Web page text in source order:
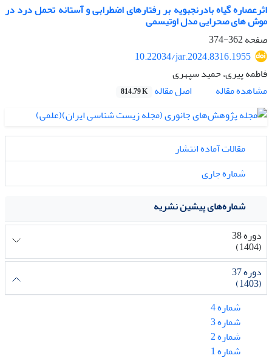
اثرعصاره گیاه بادرنجبویه بر رفتارهای اضطرابی و آستانه تحمل درد در
موش های صحرایی مدل اوتیسمی
صفحه362-374
10.22034/jar.2024.8316.1955
فاطمه پیری، حمید سپهری
مشاهده مقاله
اصل مقاله 814.79 K
مقالات آماده انتشار
شماره جاری
شماره‌های پیشین نشریه
دوره 38
(1404)
دوره 37
(1403)
شماره 4
شماره 3
شماره 2
شماره 1